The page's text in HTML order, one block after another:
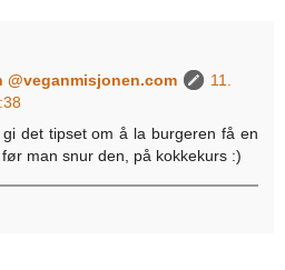
@veganmisjonen.com
11.
det tipset om å la burgeren få en
man snur den, på kokkekurs :)